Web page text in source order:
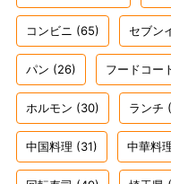
コンビニ (65) セブン
パン (26) フードコー
ホルモン (30) ランチ
中国料理 (31) 中華料